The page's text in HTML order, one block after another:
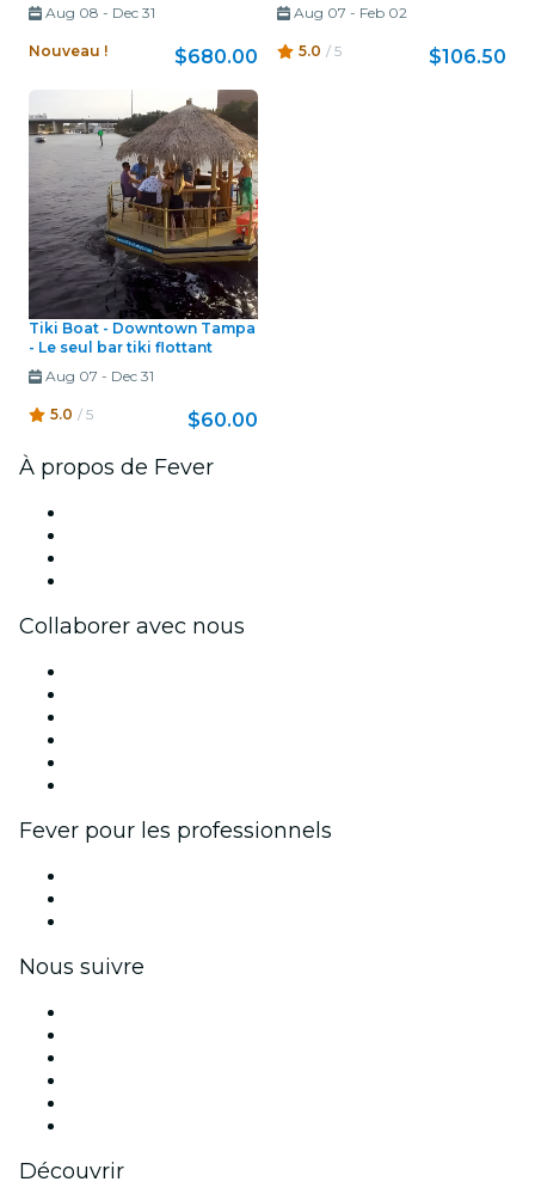
Aug 08 - Dec 31
Nouveau ! $680.00
Aug 07 - Feb 02
5.0 / 5 $106.50
Tiki Boat - Downtown Tampa
- Le seul bar tiki flottant
Aug 07 - Dec 31
5.0 / 5 $60.00
À propos de Fever
Collaborer avec nous
Fever pour les professionnels
Nous suivre
Découvrir